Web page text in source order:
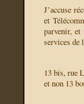
J’accuse
et
parvenir,
services de
13 bis, rue
et non 13